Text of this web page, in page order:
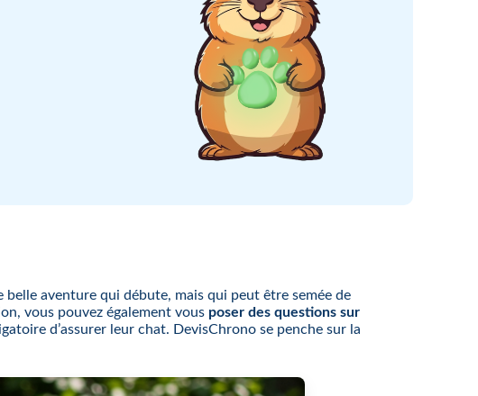
belle aventure qui débute, mais qui peut être semée de
vous pouvez également vous poser des questions sur
d’assurer leur chat. DevisChrono se penche sur la